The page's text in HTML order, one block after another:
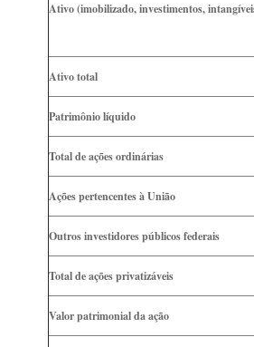
Ativo (imobilizado, investimentos,
Ativo total
Patrimônio líquido
Total de ações ordinárias
Ações pertencentes à União
Outros investidores públicos federais
Total de ações privatizáveis
Valor patrimonial da ação